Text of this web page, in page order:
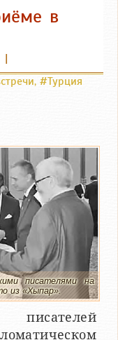
в
|
, #Турция
писателями на
из «Хыпар».
писателей